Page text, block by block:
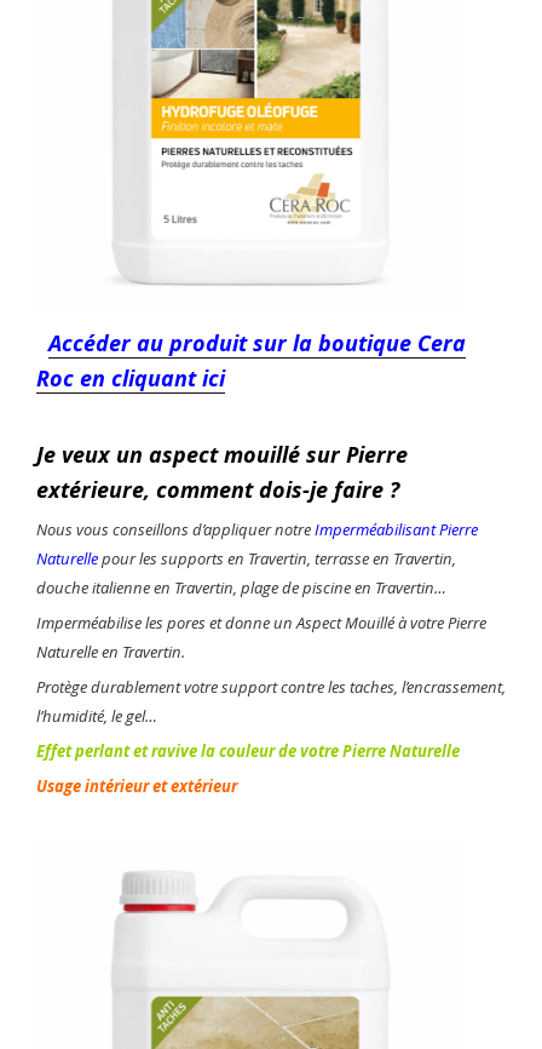
Accéder au produit sur la boutique Cera
Roc en cliquant ici
Je veux un aspect mouillé surPierre
extérieure, comment dois-je faire ?
Nous vous conseillons d’appliquer notreImperméabilisant Pierre
Naturellepour les supports en Travertin, terrasse en Travertin,
douche italienne en Travertin, plage de piscine en Travertin…
Imperméabilise les pores et donne un Aspect Mouillé à votre Pierre
Naturelle en Travertin.
Protège durablement votre support contre les taches, l’encrassement,
l’humidité, le gel…
Effet perlant et ravive la couleur de votre Pierre Naturelle
Usage intérieur et extérieur